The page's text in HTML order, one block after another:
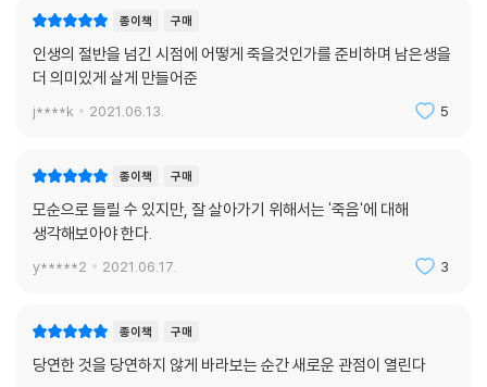
는 0원의 수익이 발생 한다. 그러니까 우리나라 암 환자들이 사망 2주 전까
지 항암치료를 받는 것은 여러 요인들이 얽힌 결과다.
--- p.183
하지 않는 이기심이 아니라 스스로를 돌볼 수 있고 스스로 평온함을 찾을
수 있는 이기심은 필요하다는 말이다. 우리는 누군가의 보호자이기도 하고
누군가를 돌봐야 하는 사람이기도 하지만 그에 앞서서 나 자신을 보살펴야
하는 스스로의 보호자이기도 하기 때문이다. 나를 가장 먼저 돌볼 사람은
못하는 것은 결코 바람적인 일이 아니다.
--- p.210~211
지 환자, 가족과 함께 최선을 다하는 의사가 있다. 한 사람의 생사와 남은
날을 지켜보고 치료해야 하는 의사의 고민은 깊다. “선생님에게는 제가 6
00명 중 한 명일지 몰라도 저에게는 선생님 한 분뿐이거든요”라고 말하는
환자 앞에서 환자와 의사의 관계를 생각하고, 완치 되었으나 암 환자라는
고, 항암치료를 거부하다 항암치료를 할 수 없는 상태가 되어서야 치료를
않겠다는 사남매로 인해 온몸이 붓고 의식을 잃은 환자의 갈비뼈가 부러지
는 순간에도 심폐소생술을 멈출 수 없는 현장에서 환자와 가족, 의료진 모
두 최선을 다했지만 ‘최선을 다하는 것이 과연 최선이었을까’를 되묻는다.
위한 최선의 선택일 수 있다는 신념을 고백하기도 하며, 어쩔 수 없이 ‘시속
쓸함을 털어놓기도 한다.
종이책 구매
인생의 절반을 넘긴 시점에 어떻게 죽을것인가를 준비하며 남은생을
더 의미있게 살게 만들어준
j****k 2021.06.13. 5
종이책 구매
모순으로 들릴 수 있지만, 잘 살아가기 위해서는 '죽음'에 대해
생각해보아야 한다.
y*****2 2021.06.17. 3
종이책 구매
당연한 것을 당연하지 않게 바라보는 순간 새로운 관점이 열린다